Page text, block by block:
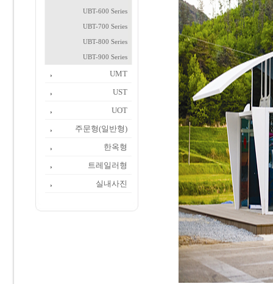
UBT-600 Series
UBT-700 Series
UBT-800 Series
UBT-900 Series
UMT
UST
UOT
주문형(일반형)
한옥형
트레일러형
실내사진